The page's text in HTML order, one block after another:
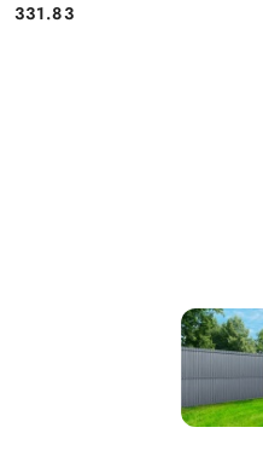
Cena:
331.83